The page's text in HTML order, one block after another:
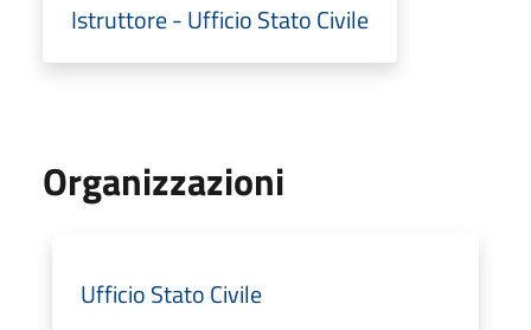
Istruttore - Ufficio Stato Civile
Organizzazioni
Ufficio Stato Civile